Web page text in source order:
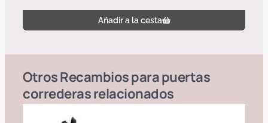
Añadir a la cesta
OtrosRecambios para puertas
correderasrelacionados